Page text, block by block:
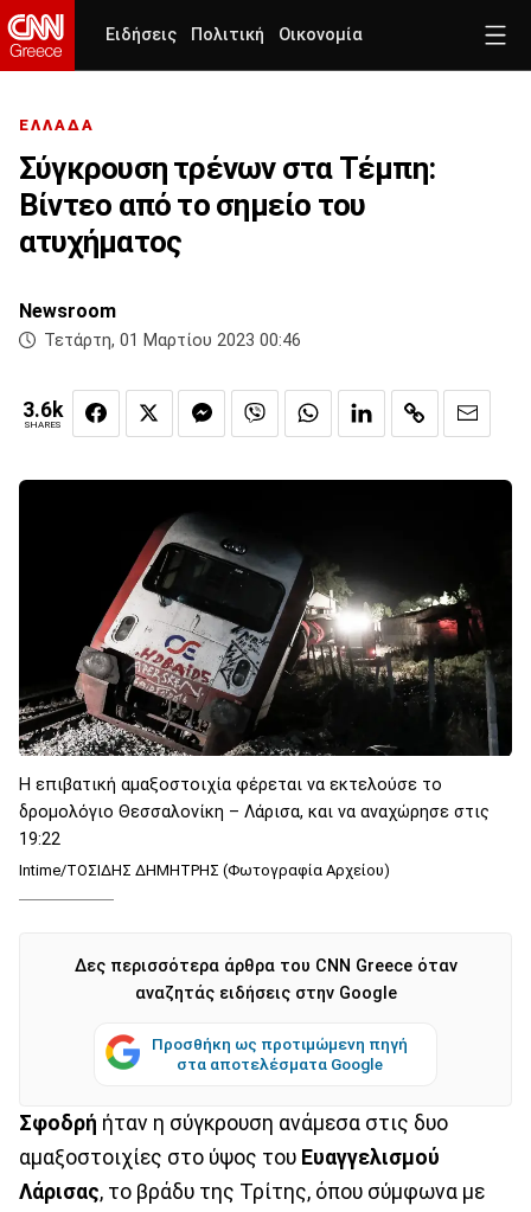
Ειδήσεις Πολιτική Οικονομία
ΕΛΛΑΔΑ
Σύγκρουση τρένων στα Τέμπη:
Βίντεο από το σημείο του
ατυχήματος
Newsroom
Τετάρτη, 01 Μαρτίου 2023 00:46
3.6k
SHARES
Η επιβατική αμαξοστοιχία φέρεται να εκτελούσε το
δρομολόγιο Θεσσαλονίκη – Λάρισα, και να αναχώρησε στις
19:22
Intime/ΤΟΣΙΔΗΣ ΔΗΜΗΤΡΗΣ (Φωτογραφία Αρχείου)
Δες περισσότερα άρθρα του CNN Greece όταν
αναζητάς ειδήσεις στην Google
Προσθήκη ως προτιμώμενη πηγή
στα αποτελέσματα Google
Σφοδρή ήταν η σύγκρουση ανάμεσα στις δυο
αμαξοστοιχίες στο ύψος του Ευαγγελισμού
Λάρισας, το βράδυ της Τρίτης, όπου σύμφωνα με